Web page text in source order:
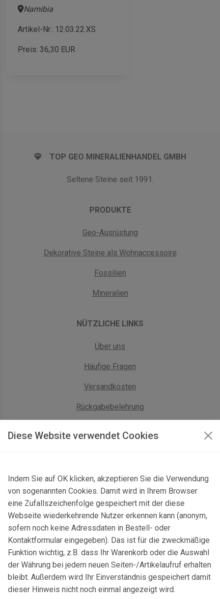
Diese Website verwendet Cookies
Indem Sie auf OK klicken, akzeptieren Sie die Verwendung
von sogenannten Cookies. Damit wird in Ihrem Browser
eine Zufallszeichenfolge gespeichert mit der diese
Webseite wiederkehrende Nutzer erkennen kann (anonym,
sofern noch keine Adressdaten in Bestell- oder
Kontaktformular eingegeben). Das ist für die zweckmäßige
Funktion wichtig, z.B. dass Ihr Warenkorb oder die Auswahl
der Währung bei jedem neuen Seiten-/Artikelaufruf erhalten
bleibt. Außerdem wird Ihr Einverständnis gespeichert damit
dieser Hinweis nicht noch einmal angezeigt wird.
Namibia
Artikel-Nr.: 12.03.22.XS
Preis: 36,30 EUR
TOP GEO MINERALIENHANDEL GMBH
Seltene Steine seit 1991.
PRODUKTE
Geo-Ausrüstung
Dekorative Steine als Wohnaccessoire
Fossilien
Mineralien
NÜTZLICHE LINKS
Über uns
Häufige Fragen
Versandkosten
Rückgabebelehrung
Kontaktformular & Anfahrt
Gersbach 10, 74589 Satteldorf, Deutschland
mail@topgeo.com
+49 7950 1345
topgeo.com